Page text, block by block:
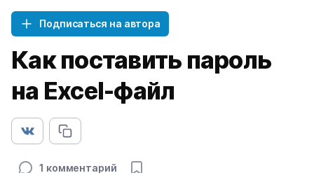
Подписаться на автора
Как поставить пароль
на Excel-файл
1 комментарий